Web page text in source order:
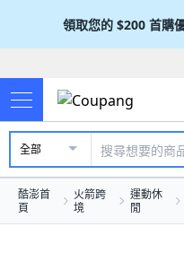
領取您的 $200 首購
全部
酷澎首
頁
火箭跨
境
運動休
閒